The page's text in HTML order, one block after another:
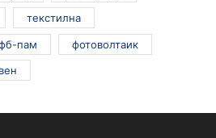
текстилна
пам фотоволтаик